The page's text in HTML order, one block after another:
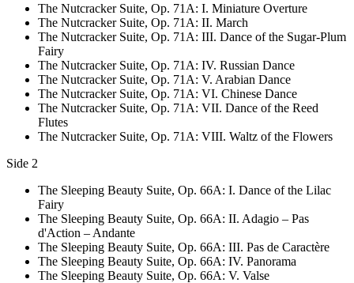
The Nutcracker Suite, Op. 71A: I. Miniature Overture
The Nutcracker Suite, Op. 71A: II. March
The Nutcracker Suite, Op. 71A: III. Dance of the Sugar-Plum
Fairy
The Nutcracker Suite, Op. 71A: IV. Russian Dance
The Nutcracker Suite, Op. 71A: V. Arabian Dance
The Nutcracker Suite, Op. 71A: VI. Chinese Dance
The Nutcracker Suite, Op. 71A: VII. Dance of the Reed
Flutes
The Nutcracker Suite, Op. 71A: VIII. Waltz of the Flowers
Side 2
The Sleeping Beauty Suite, Op. 66A: I. Dance of the Lilac
Fairy
The Sleeping Beauty Suite, Op. 66A: II. Adagio – Pas
d'Action – Andante
The Sleeping Beauty Suite, Op. 66A: III. Pas de Caractère
The Sleeping Beauty Suite, Op. 66A: IV. Panorama
The Sleeping Beauty Suite, Op. 66A: V. Valse